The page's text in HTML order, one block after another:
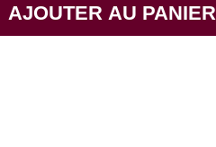
AJOUTER AU PANIER